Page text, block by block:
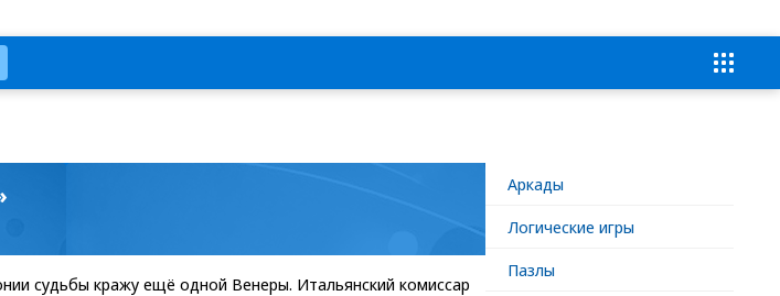
судьбы кражу ещё одной Венеры. Итальянский комиссар
Аркады
Логические игры
Пазлы